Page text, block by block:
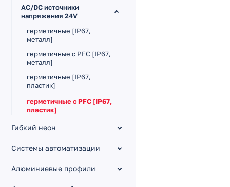
AC/DC источники
напряжения 24V
герметичные [IP67,
металл]
герметичные с PFC [IP67,
металл]
герметичные [IP67,
пластик]
герметичные с PFC [IP67,
пластик]
герметичные с PFC [IP44,
в защитном кожухе [IP20,
в защ. кожухе с PFC [IP20,
Гибкий неон
Системы автоматизации
Алюминиевые профили